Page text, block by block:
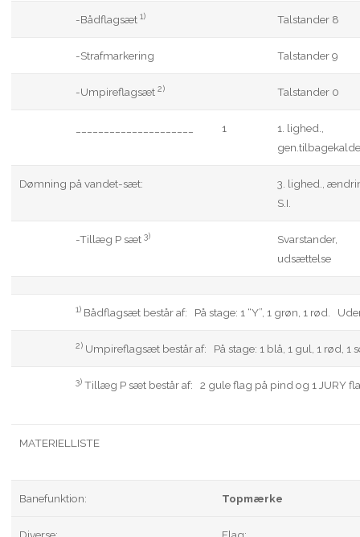
-Bådflagsæt 1) Talstander 8
-Strafmarkering Talstander 9
-Umpireflagsæt 2) Talstander 0
1
1. lighed.,
Dømning på vandet-sæt:
3. lighed.,
S.I.
-Tillæg P sæt 3)
Svarstander,
udsættelse
1) Bådflagsæt består af: På stage: 1 “Y”, 1 grøn, 1 rød.
2)Umpireflagsæt består af: På stage: 1 blå, 1 gul, 1 rød, 1
3)Tillæg P sæt består af: 2 gule flag på pind og 1 JURY
MATERIELLISTE
Banefunktion: Topmærke